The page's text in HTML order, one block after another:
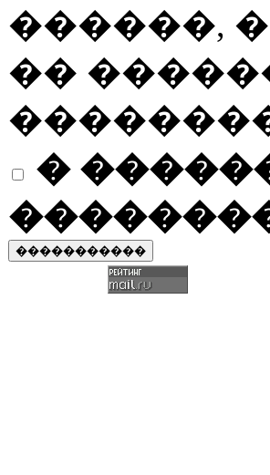
������,
��
�